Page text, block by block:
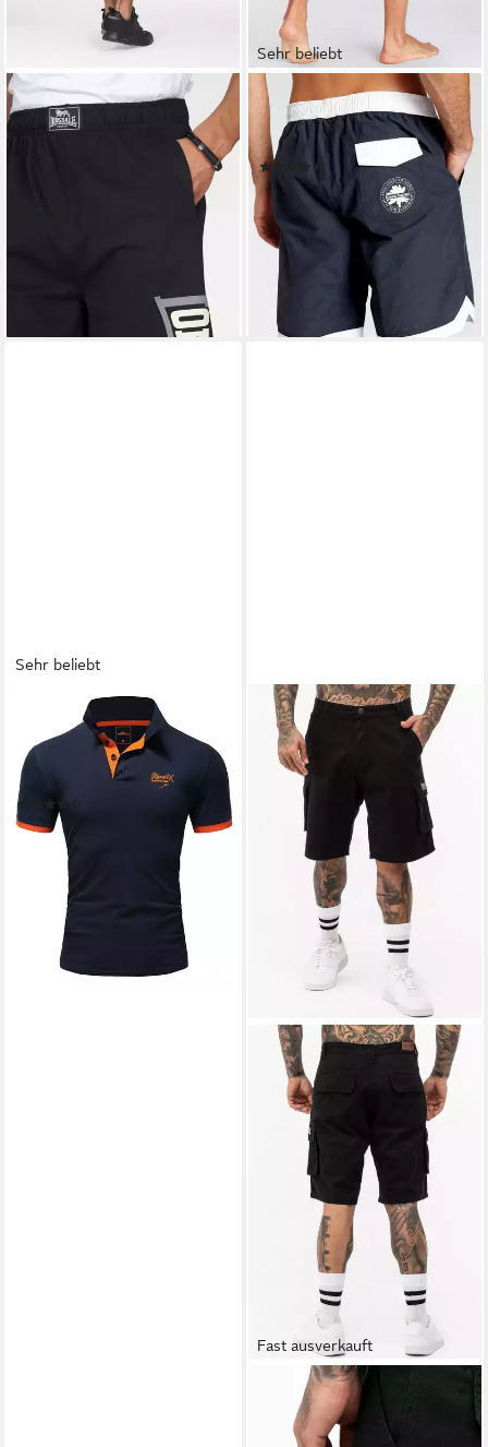
LONSDALE
Sweatshorts LOGO JAM mit
seitlichen Eingrifftaschen, aus
lieferbar - in 3-4 Werktagen bei dir
Sehr beliebt
BRUNO BANANI
Boardshorts aus recyceltem
Material
(212)
29,99 €
lieferbar - in 1-2 Werktagen bei dir
Sehr beliebt
Poloshirt MATEO Herren
Basic Kurzarm Kontrast Polo
Hemd
ab 14,90 €
lieferbar - in 3-4 Werktagen bei dir
Fast ausverkauft
LONSDALE
Cargoshorts BALRATH mit
Eingrifftaschen, aus